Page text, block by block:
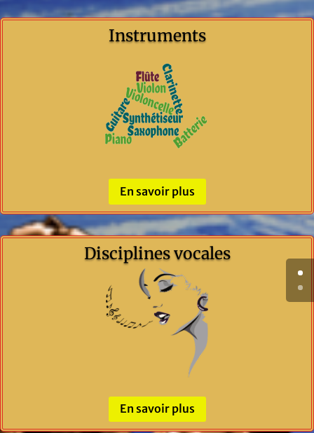
Instruments
En savoir plus
Disciplines vocales
En savoir plus